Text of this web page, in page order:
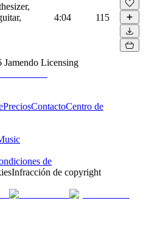
4:04 115
Jamendo Licensing
PreciosContactoCentro de
de
Infracción de copyright